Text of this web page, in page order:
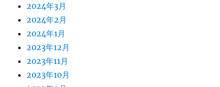
2024年3月
2024年2月
2024年1月
2023年12月
2023年11月
2023年10月